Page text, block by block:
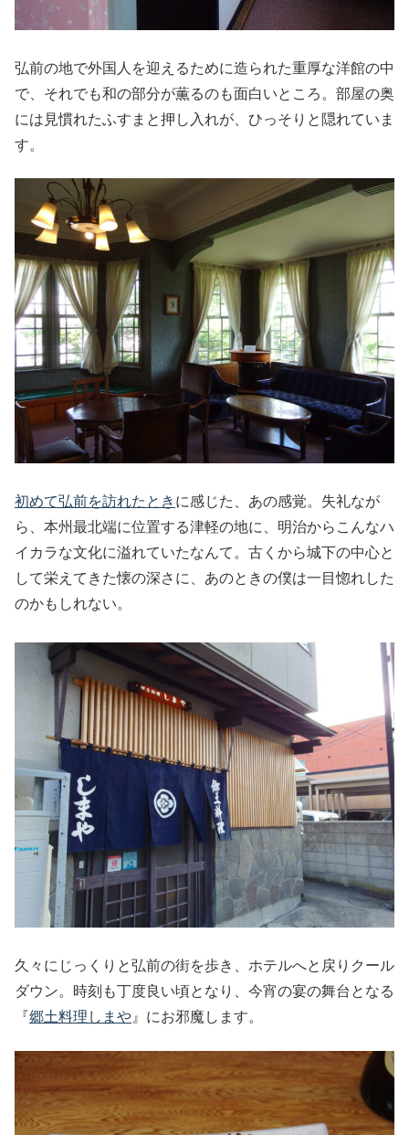
弘前の地で外国人を迎えるために造られた重厚な洋館の中
で、それでも和の部分が薫るのも面白いところ。部屋の奥
には見慣れたふすまと押し入れが、ひっそりと隠れていま
す。
初めて弘前を訪れたとき に感じた、あの感覚。失礼なが
ら、本州最北端に位置する津軽の地に、明治からこんなハ
イカラな文化に溢れていたなんて。古くから城下の中心と
して栄えてきた懐の深さに、あのときの僕は一目惚れした
のかもしれない。
久々にじっくりと弘前の街を歩き、ホテルへと戻りクール
ダウン。時刻も丁度良い頃となり、今宵の宴の舞台となる
『 郷土料理しまや』にお邪魔します。